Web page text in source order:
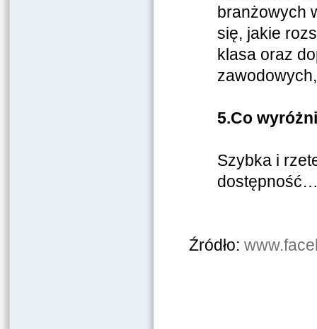
branżowych
się, jakie
klasa oraz
zawodowych,
5.Co
Szybka i
Źródło: